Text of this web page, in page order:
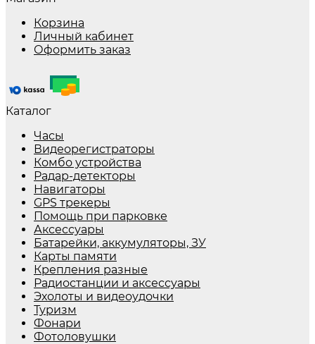
Корзина
Личный кабинет
Оформить заказ
Каталог
Часы
Видеорегистраторы
Комбо устройства
Радар-детекторы
Навигаторы
GPS трекеры
Помощь при парковке
Аксессуары
Батарейки, аккумуляторы, ЗУ
Карты памяти
Крепления разные
Радиостанции и аксессуары
Эхолоты и видеоудочки
Туризм
Фонари
Фотоловушки